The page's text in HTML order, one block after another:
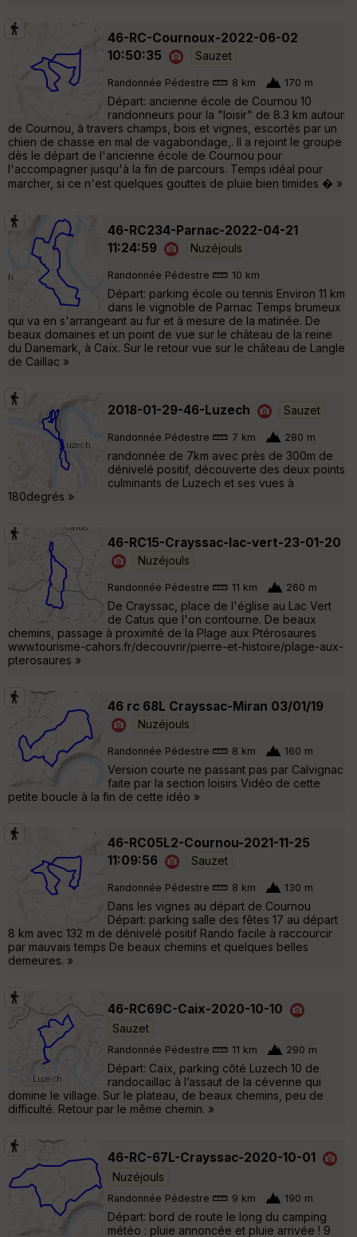
46-RC-Cournoux-2022-06-02
10:50:35
Sauzet
Randonnée Pédestre 8 km 170 m
Départ: ancienne école de Cournou 10
randonneurs pour la "loisir" de 8.3 km autour
de Cournou, à travers champs, bois et vignes, escortés par un
chien de chasse en mal de vagabondage,. Il a rejoint le groupe
dès le départ de l'ancienne école de Cournou pour
l'accompagner jusqu'à la fin de parcours. Temps idéal pour
marcher, si ce n'est quelques gouttes de pluie bien timides � »
46-RC234-Parnac-2022-04-21
11:24:59
Nuzéjouls
Randonnée Pédestre 10 km
Départ: parking école ou tennis Environ 11 km
dans le vignoble de Parnac Temps brumeux
qui va en s'arrangeant au fur et à mesure de la matinée. De
beaux domaines et un point de vue sur le château de la reine
du Danemark, à Caïx. Sur le retour vue sur le château de Langle
de Caillac »
2018-01-29-46-Luzech Sauzet
Randonnée Pédestre 7 km 280 m
randonnée de 7km avec près de 300m de
dénivelé positif, découverte des deux points
culminants de Luzech et ses vues à
180degrés »
46-RC15-Crayssac-lac-vert-23-01-20
Nuzéjouls
Randonnée Pédestre 11 km 260 m
De Crayssac, place de l'église au Lac Vert
de Catus que l'on contourne. De beaux
chemins, passage à proximité de la Plage aux Ptérosaures
www.tourisme-cahors.fr/decouvrir/pierre-et-histoire/plage-aux-
pterosaures »
46 rc 68L Crayssac-Miran 03/01/19
Nuzéjouls
Randonnée Pédestre 8 km 160 m
Version courte ne passant pas par Calvignac
faite par la section loisirs Vidéo de cette
petite boucle à la fin de cette idéo »
46-RC05L2-Cournou-2021-11-25
11:09:56
Sauzet
Randonnée Pédestre 8 km 130 m
Dans les vignes au départ de Cournou
Départ: parking salle des fêtes 17 au départ
8 km avec 132 m de dénivelé positif Rando facile à raccourcir
par mauvais temps De beaux chemins et quelques belles
demeures. »
46-RC69C-Caix-2020-10-10
Sauzet
Randonnée Pédestre 11 km 290 m
Départ: Caïx, parking côté Luzech 10 de
randocaillac à l’assaut de la cévenne qui
domine le village. Sur le plateau, de beaux chemins, peu de
difficulté. Retour par le même chemin. »
46-RC-67L-Crayssac-2020-10-01
Nuzéjouls
Randonnée Pédestre 9 km 190 m
Départ: bord de route le long du camping
météo : pluie annoncée et pluie arrivée ! 9